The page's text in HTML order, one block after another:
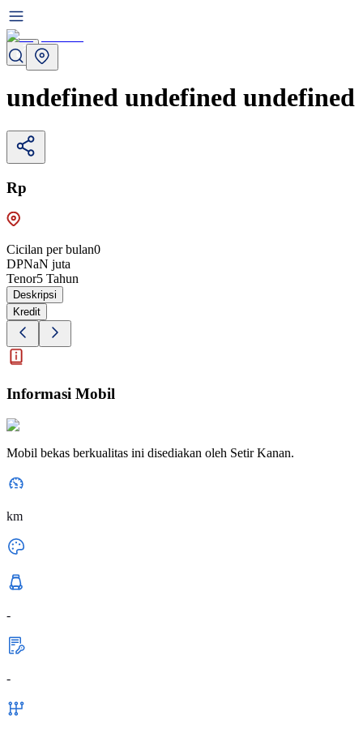
undefined undefined undefined
Rp
Cicilan per bulan0
DPNaN juta
Tenor5 Tahun
Deskripsi
Kredit
Informasi Mobil
Mobil bekas berkualitas ini disediakan oleh Setir Kanan.
km
-
-